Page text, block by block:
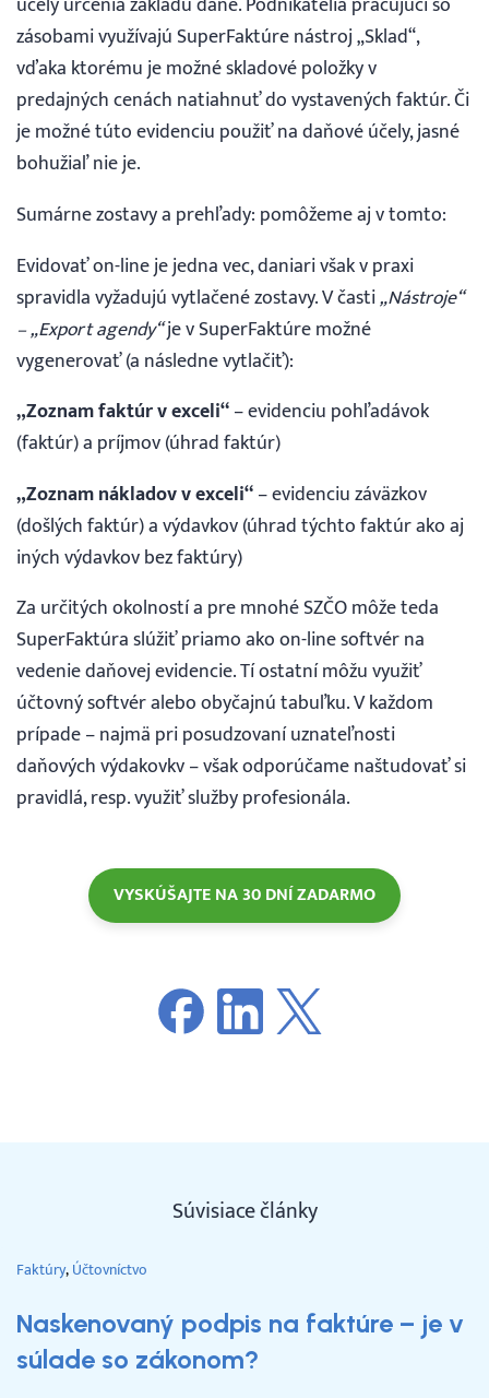
zásobami využívajú SuperFaktúre nástroj „Sklad“,
vďaka ktorému je možné skladové položky v
predajných cenách natiahnuť do vystavených faktúr. Či
je možné túto evidenciu použiť na daňové účely, jasné
bohužiaľ nie je.
Sumárne zostavy a prehľady: pomôžeme aj v tomto:
Evidovať on-line je jedna vec, daniari však v praxi
spravidla vyžadujú vytlačené zostavy. V časti„Nástroje“
– „Export agendy“je v SuperFaktúre možné
vygenerovať (a následne vytlačiť):
„Zoznam faktúr v exceli“– evidenciu pohľadávok
(faktúr) a príjmov (úhrad faktúr)
„Zoznam nákladov v exceli“– evidenciu záväzkov
(došlých faktúr) a výdavkov (úhrad týchto faktúr ako aj
iných výdavkov bez faktúry)
Za určitých okolností a pre mnohé SZČO môže teda
SuperFaktúra slúžiť priamo ako on-line softvér na
vedenie daňovej evidencie. Tí ostatní môžu využiť
účtovný softvér alebo obyčajnú tabuľku. V každom
prípade – najmä pri posudzovaní uznateľnosti
daňových výdakovkv – však odporúčame naštudovať si
pravidlá, resp. využiť služby profesionála.
VYSKÚŠAJTE NA 30 DNÍ ZADARMO
Súvisiace články
Faktúry Účtovníctvo
Naskenovaný podpis na faktúre – je v
súlade so zákonom?